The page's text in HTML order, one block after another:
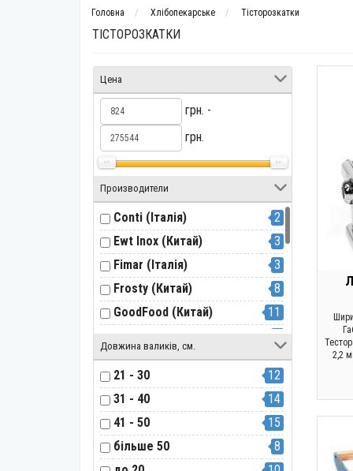
Головна Хлібопекарське Тісторозкатки
ТІСТОРОЗКАТКИ
Цена
грн. -
грн.
Производители
Conti (Італія)
2
Ewt Inox (Китай)
3
Fimar (Італія)
3
Frosty (Китай)
8
GoodFood (Китай)
11
Hurakan (Китай)
1
Imperia (Італія)
11
ItPizza (Італія)
2
Marcato (Італія)
1
Pimak (Туреччина)
4
Довжина валиків, см.
21 - 30
12
31 - 40
14
41 - 50
15
більше 50
8
2,2